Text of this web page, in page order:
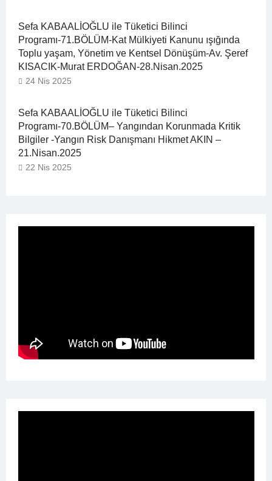
Sefa KABAALİOĞLU ile Tüketici Bilinci
Programı-71.BÖLÜM-Kat Mülkiyeti Kanunu ışığında
Toplu yaşam, Yönetim ve Kentsel Dönüşüm-Av. Şeref
KISACIK-Murat ERDOĞAN-28.Nisan.2025
24 Nis 2025
Sefa KABAALİOĞLU ile Tüketici Bilinci
Programı-70.BÖLÜM– Yangından Korunmada Kritik
Bilgiler -Yangın Risk Danışmanı Hikmet AKIN –
21.Nisan.2025
22 Nis 2025